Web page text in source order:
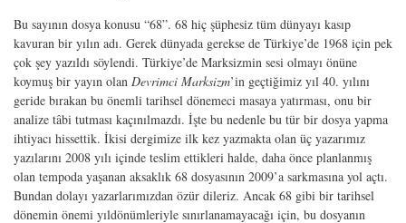
Bu sayının dosya konusu “68”. 68 hiç şüphesiz tüm dünyayı kasıp
kavuran bir yılın adı. Gerek dünyada gerekse de Türkiye’de 1968 için pek
çok şey yazıldı söylendi. Türkiye’de Marksizmin sesi olmayı önüne
koymuş bir yayın olan Devrimci Marksizm’in geçtiğimiz yıl 40. yılını
geride bırakan bu önemli tarihsel dönemeci masaya yatırması, onu bir
analize tâbi tutması kaçınılmazdı. İşte bu nedenle bu tür bir dosya yapma
ihtiyacı hissettik. İkisi dergimize ilk kez yazmakta olan üç yazarımız
yazılarını 2008 yılı içinde teslim ettikleri halde, daha önce planlanmış
olan tempoda yaşanan aksaklık 68 dosyasının 2009’a sarkmasına yol açtı.
Bundan dolayı yazarlarımızdan özür dileriz. Ancak 68 gibi bir tarihsel
dönemin önemi yıldönümleriyle sınırlanamayacağı için, bu dosyanın